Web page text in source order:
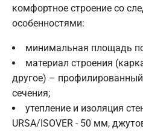
комфортное строение со
особенностями:
минимальная площадь
материал строения
другое) –
сечения;
утепление и изоляция
URSA/ISOVER - 50 мм,